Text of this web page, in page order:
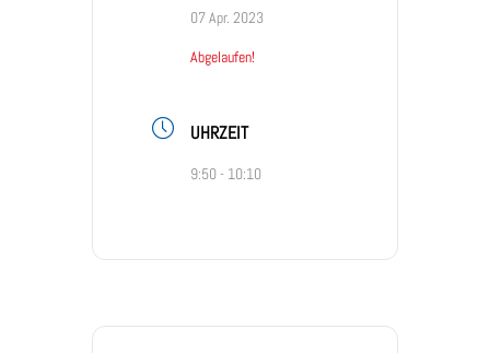
07 Apr. 2023
Abgelaufen!
UHRZEIT
9:50 - 10:10